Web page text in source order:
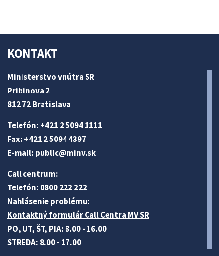
KONTAKT
Ministerstvo vnútra SR
Pribinova 2
812 72 Bratislava
Telefón: +421 2 5094 1111
Fax: +421 2 5094 4397
E-mail: public@minv.sk
Call centrum:
Telefón: 0800 222 222
Nahlásenie problému:
Kontaktný formulár Call Centra MV SR
PO, UT, ŠT, PIA: 8.00 - 16.00
STREDA: 8.00 - 17.00